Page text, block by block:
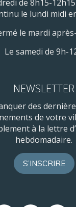
de 8h15-
le lundi midi
le mardi
Le samedi de 9h-
NEWSLETTER
des
de votre
à la lettre
hebdomadaire.
S’INSCRIRE